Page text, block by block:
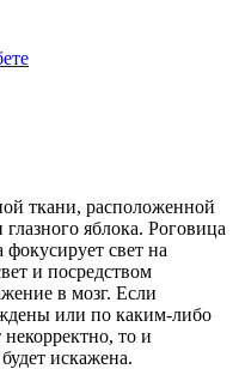
ткани, расположенной
яблока. Роговица
фокусирует свет на
и посредством
в мозг. Если
или по каким-либо
то и
искажена.